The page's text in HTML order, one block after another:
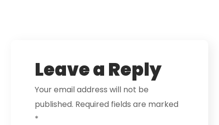
Leave a Reply
Your email address will not be
published. Required fields are marked
*